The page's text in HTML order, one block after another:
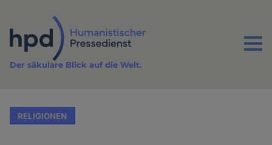
Inhalt
Menu
Der säkulare Blick auf die Welt.
RELIGIONEN